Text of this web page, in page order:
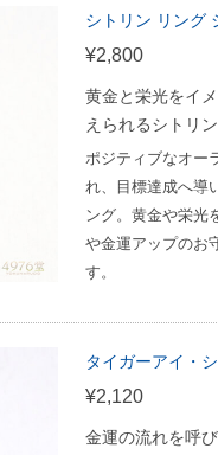
シトリン リング
¥2,800
黄金と栄光をイ
えられるシトリ
ポジティブなオー
れ、目標達成へ導
ング。黄金や栄光
や金運アップのお
す。
タイガーアイ・
¥2,120
金運の流れを呼